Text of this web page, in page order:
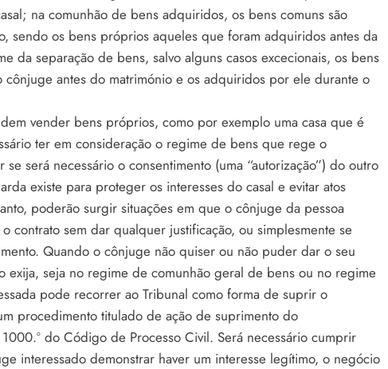
na comunhão de bens adquiridos, os bens comuns são
sendo os bens próprios aqueles que foram adquiridos antes da
da separação de bens, salvo alguns casos excecionais, os bens
antes do matrimónio e os adquiridos por ele durante o
vender bens próprios, como por exemplo uma casa que é
ter em consideração o regime de bens que rege o
será necessário o consentimento (uma “autorização”) do outro
existe para proteger os interesses do casal e evitar atos
poderão surgir situações em que o cônjuge da pessoa
contrato sem dar qualquer justificação, ou simplesmente se
Quando o cônjuge não quiser ou não puder dar o seu
exija, seja no regime de comunhão geral de bens ou no regime
pode recorrer ao Tribunal como forma de suprir o
procedimento titulado de ação de suprimento do
do Código de Processo Civil. Será necessário cumprir
interessado demonstrar haver um interesse legítimo, o negócio